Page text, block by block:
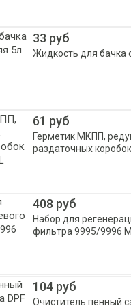
33 руб
Жидкость для бачка
61 руб
Герметик МКПП,
раздаточных коробок
408 руб
Набор для
фильтра 9995/9996
104 руб
Очиститель пенный